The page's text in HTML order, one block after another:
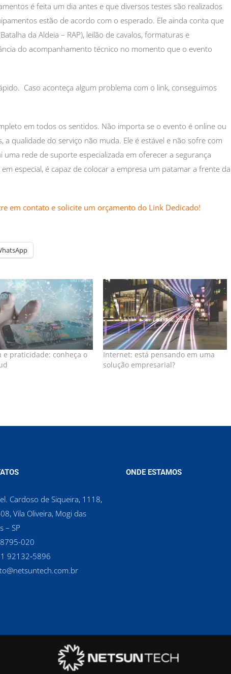
é feita um dia antes e que diversos testes são realizados
estão de acordo com o esperado. Ele ainda conta que
da Aldeia – RAP), leilão de cavalos, formaturas e
do acompanhamento técnico no momento que o evento
Caso aconteça algum problema com o link, conseguimos
em todos os sentidos. Não importa se o evento é online ou
qualidade do serviço não muda. Ele é estável e não sofre com
uma rede de suporte especializada em oferecer a segurança
especial, é capaz de colocar a empresa um patamar a frente da
em contato e solicite um orçamento do Link Dedicado!
e praticidade: conheça o
Internet: está pensando em uma
solução empresarial?
Cardoso de Siqueira, 1118,
Vila Oliveira, Mogi das
– SP
020
92132‑5896‬
ONDE ESTAMOS